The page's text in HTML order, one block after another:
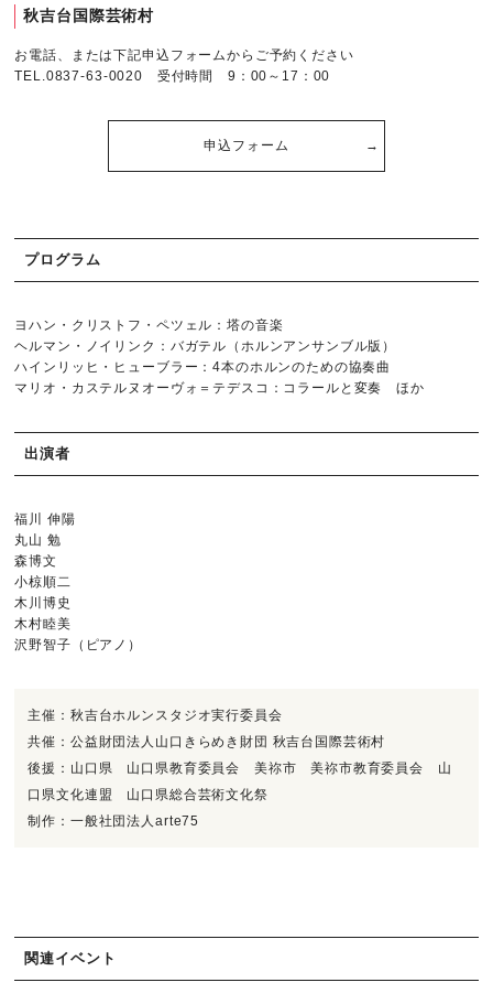
秋吉台国際芸術村
お電話、または下記申込フォームからご予約ください
TEL.0837-63-0020 受付時間 9：00～17：00
申込フォーム
プログラム
ヨハン・クリストフ・ペツェル：塔の音楽
ヘルマン・ノイリンク：バガテル（ホルンアンサンブル版）
ハインリッヒ・ヒューブラー：4本のホルンのための協奏曲
マリオ・カステルヌオーヴォ＝テデスコ：コラールと変奏 ほか
出演者
福川 伸陽
丸山 勉
森博文
小椋順二
木川博史
木村睦美
沢野智子（ピアノ）
主催：秋吉台ホルンスタジオ実行委員会
共催：公益財団法人山口きらめき財団 秋吉台国際芸術村
後援：山口県 山口県教育委員会 美祢市 美祢市教育委員会 山
口県文化連盟 山口県総合芸術文化祭
制作：一般社団法人arte75
関連イベント